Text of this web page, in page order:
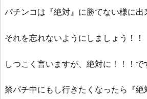
パチンコは『絶対』に勝てない様に出
それを忘れないようにしましょう！！
しつこく言いますが、絶対に！！！で
禁パチ中にもし行きたくなったら『絶